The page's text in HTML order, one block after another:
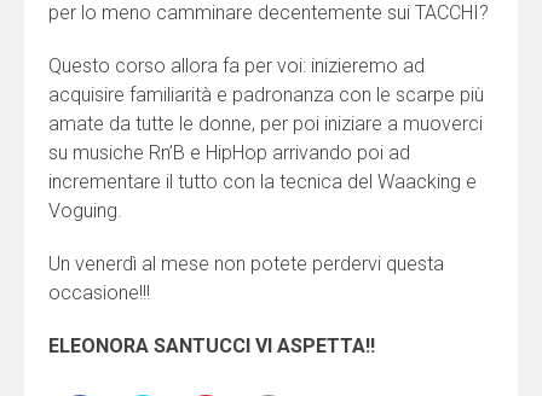
per lo meno camminare decentemente sui TACCHI?
Questo corso allora fa per voi: inizieremo ad
acquisire familiarità e padronanza con le scarpe più
amate da tutte le donne, per poi iniziare a muoverci
su musiche Rn’B e HipHop arrivando poi ad
incrementare il tutto con la tecnica del Waacking e
Voguing.
Un venerdì al mese non potete perdervi questa
occasione!!!
ELEONORA SANTUCCI VI ASPETTA!!